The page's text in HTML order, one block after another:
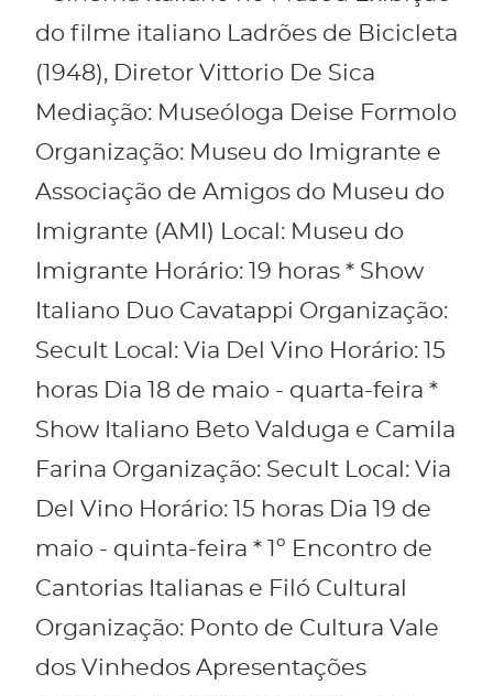
do filme italiano Ladrões de Bicicleta
(1948), Diretor Vittorio De Sica
Mediação: Museóloga Deise Formolo
Organização: Museu do Imigrante e
Associação de Amigos do Museu do
Imigrante (AMI) Local: Museu do
Imigrante Horário: 19 horas * Show
Italiano Duo Cavatappi Organização:
Secult Local: Via Del Vino Horário: 15
horas Dia 18 de maio - quarta-feira *
Show Italiano Beto Valduga e Camila
Farina Organização: Secult Local: Via
Del Vino Horário: 15 horas Dia 19 de
maio - quinta-feira * 1º Encontro de
Cantorias Italianas e Filó Cultural
Organização: Ponto de Cultura Vale
dos Vinhedos Apresentações